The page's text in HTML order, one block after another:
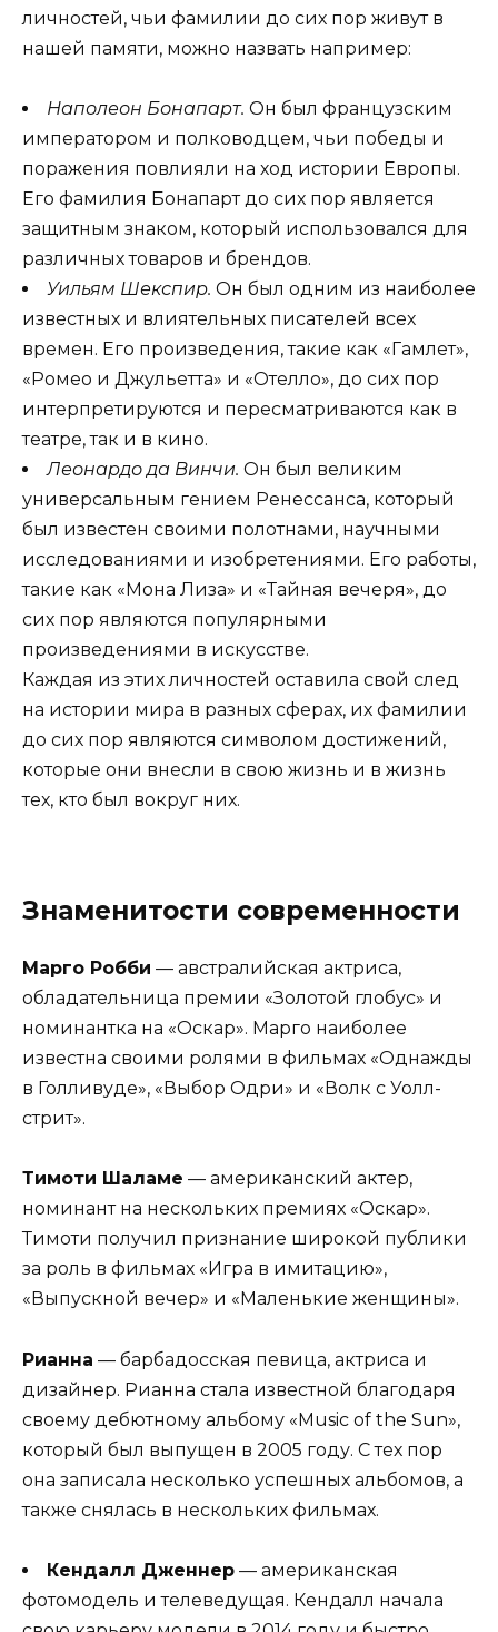
личностей, чьи фамилии до сих пор живут в
нашей памяти, можно назвать например:
Наполеон Бонапарт. Он был французским
императором и полководцем, чьи победы и
поражения повлияли на ход истории Европы.
Его фамилия Бонапарт до сих пор является
защитным знаком, который использовался для
различных товаров и брендов.
Уильям Шекспир. Он был одним из наиболее
известных и влиятельных писателей всех
времен. Его произведения, такие как «Гамлет»,
«Ромео и Джульетта» и «Отелло», до сих пор
интерпретируются и пересматриваются как в
театре, так и в кино.
Леонардо да Винчи. Он был великим
универсальным гением Ренессанса, который
был известен своими полотнами, научными
исследованиями и изобретениями. Его работы,
такие как «Мона Лиза» и «Тайная вечеря», до
сих пор являются популярными
произведениями в искусстве.
Каждая из этих личностей оставила свой след
на истории мира в разных сферах, их фамилии
до сих пор являются символом достижений,
которые они внесли в свою жизнь и в жизнь
тех, кто был вокруг них.
Знаменитости современности
Марго Робби — австралийская актриса,
обладательница премии «Золотой глобус» и
номинантка на «Оскар». Марго наиболее
известна своими ролями в фильмах «Однажды
в Голливуде», «Выбор Одри» и «Волк с Уолл-
стрит».
Тимоти Шаламе — американский актер,
номинант на нескольких премиях «Оскар».
Тимоти получил признание широкой публики
за роль в фильмах «Игра в имитацию»,
«Выпускной вечер» и «Маленькие женщины».
Рианна — барбадосская певица, актриса и
дизайнер. Рианна стала известной благодаря
своему дебютному альбому «Music of the Sun»,
который был выпущен в 2005 году. С тех пор
она записала несколько успешных альбомов, а
также снялась в нескольких фильмах.
Кендалл Дженнер — американская
фотомодель и телеведущая. Кендалл начала